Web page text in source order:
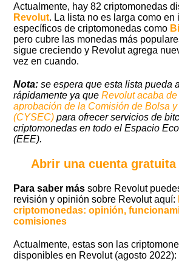
Actualmente, hay 82 criptomonedas
Revolut. La lista no es larga como en
específicos de criptomonedas como
pero cubre las monedas más
sigue creciendo y Revolut agrega
vez en cuando.
Nota: se espera que esta lista pueda
rápidamente ya queRevolut acaba
aprobación de la Comisión de Bolsa
(CYSEC) para ofrecer servicios de
criptomonedas en todo el Espacio
(EEE).
Abrir una cuenta gratuita
Para saber más sobre Revolut
revisión y opinión sobre Revolut aquí:
criptomonedas: opinión,
comisiones
Actualmente, estas son las
disponibles en Revolut (agosto 2022):